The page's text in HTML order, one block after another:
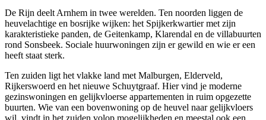
De Rijn deelt Arnhem in twee werelden. Ten noorden liggen de
heuvelachtige en bosrijke wijken: het Spijkerkwartier met zijn
karakteristieke panden, de Geitenkamp, Klarendal en de villabuurten
rond Sonsbeek. Sociale huurwoningen zijn er gewild en wie er een
heeft staat sterk.
Ten zuiden ligt het vlakke land met Malburgen, Elderveld,
Rijkerswoerd en het nieuwe Schuytgraaf. Hier vind je moderne
gezinswoningen en gelijkvloerse appartementen in ruim opgezette
buurten. Wie van een bovenwoning op de heuvel naar gelijkvloers
wil, vindt in het zuiden volop mogelijkheden en meestal ook een